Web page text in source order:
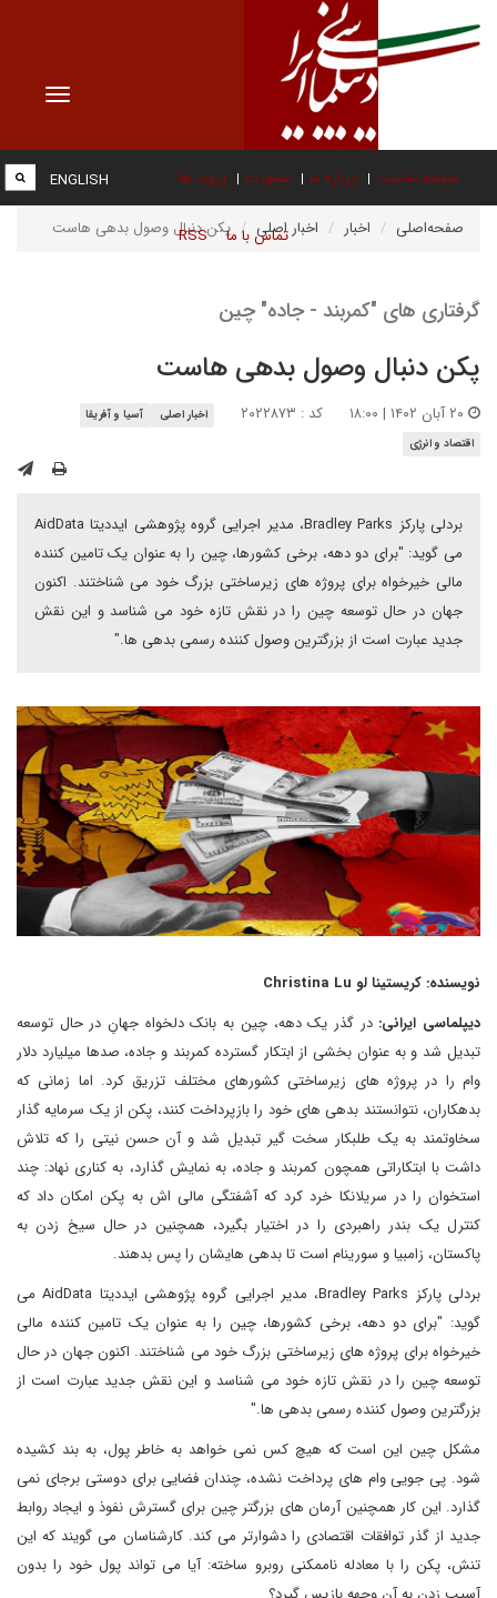
Toggle
صفحه نخست درباره ما عضویت پیوند ها
تماس با ما RSS
ENGLISH
صفحه‌اصلی اخبار اخبار اصلی پکن دنبال وصول بدهی هاست
گرفتاری های "کمربند - جاده" چین
پکن دنبال وصول بدهی هاست
کد : ۲۰۲۲۸۷۳ اخبار اصلی
آسیا و آفریقا
اقتصاد و انرژی
بردلی پارکز Bradley Parks، مدیر اجرایی گروه پژوهشی ایددیتا AidData
می گوید: "برای دو دهه، برخی کشورها، چین را به عنوان یک تامین کننده
مالی خیرخواه برای پروژه های زیرساختی بزرگ خود می شناختند. اکنون
جهان در حال توسعه چین را در نقش تازه خود می شناسد و این نقش
جدید عبارت است از بزرگترین وصول کننده رسمی بدهی ها."
نویسنده: کریستینا لو Christina Lu
دیپلماسی ایرانی:در گذر یک دهه، چین به بانک دلخواه جهانِ در حال توسعه
تبدیل شد و به عنوان بخشی از ابتکار گسترده کمربند و جاده، صدها میلیارد دلار
وام را در پروژه های زیرساختی کشورهای مختلف تزریق کرد. اما زمانی که
بدهکاران، نتوانستند بدهی های خود را بازپرداخت کنند، پکن از یک سرمایه گذار
سخاوتمند به یک طلبکار سخت گیر تبدیل شد و آن حسن نیتی را که تلاش
داشت با ابتکاراتی همچون کمربند و جاده، به نمایش گذارد، به کناری نهاد: چند
استخوان را در سریلانکا خرد کرد که آشفتگی مالی اش به پکن امکان داد که
کنترل یک بندر راهبردی را در اختیار بگیرد، همچنین در حال سیخ زدن به
پاکستان، زامبیا و سورینام است تا بدهی هایشان را پس بدهند.
بردلی پارکز Bradley Parks، مدیر اجرایی گروه پژوهشی ایددیتا AidData می
گوید: "برای دو دهه، برخی کشورها، چین را به عنوان یک تامین کننده مالی
خیرخواه برای پروژه های زیرساختی بزرگ خود می شناختند. اکنون جهان در حال
توسعه چین را در نقش تازه خود می شناسد و این نقش جدید عبارت است از
بزرگترین وصول کننده رسمی بدهی ها."
مشکل چین این است که هیچ کس نمی خواهد به خاطر پول، به بند کشیده
شود. پی جویی وام های پرداخت نشده، چندان فضایی برای دوستی برجای نمی
گذارد. این کار همچنین آرمان های بزرگتر چین برای گسترش نفوذ و ایجاد روابط
جدید از گذر توافقات اقتصادی را دشوارتر می کند. کارشناسان می گویند که این
تنش، پکن را با معادله ناممکنی روبرو ساخته: آیا می تواند پول خود را بدون